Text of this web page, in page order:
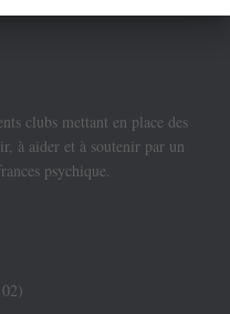
clubs mettant en place des
à aider et à soutenir par un
psychique.